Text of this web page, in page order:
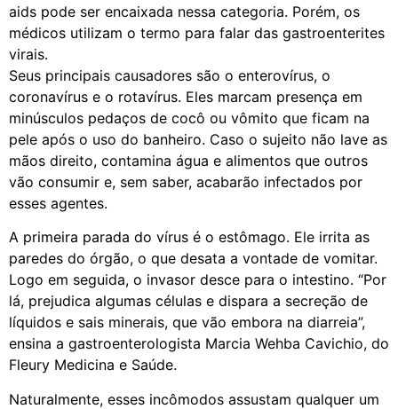
aids pode ser encaixada nessa categoria. Porém, os
médicos utilizam o termo para falar das gastroenterites
virais.
Seus principais causadores são o enterovírus, o
coronavírus e o rotavírus. Eles marcam presença em
minúsculos pedaços de cocô ou vômito que ficam na
pele após o uso do banheiro. Caso o sujeito não lave as
mãos direito, contamina água e alimentos que outros
vão consumir e, sem saber, acabarão infectados por
esses agentes.
A primeira parada do vírus é o estômago. Ele irrita as
paredes do órgão, o que desata a vontade de vomitar.
Logo em seguida, o invasor desce para o intestino. “Por
lá, prejudica algumas células e dispara a secreção de
líquidos e sais minerais, que vão embora na diarreia”,
ensina a gastroenterologista Marcia Wehba Cavichio, do
Fleury Medicina e Saúde.
Naturalmente, esses incômodos assustam qualquer um